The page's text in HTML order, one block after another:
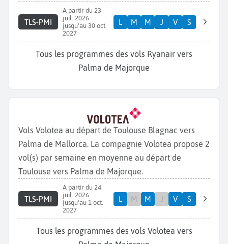
TLS-PMI
A partir du 23
juil. 2026
jusqu'au 30 oct.
2027
L M M J V S
Tous les programmes des vols Ryanair vers
Palma de Majorque
Vols Volotea au départ de Toulouse Blagnac vers
Palma de Mallorca. La compagnie Volotea propose 2
vol(s) par semaine en moyenne au départ de
Toulouse vers Palma de Majorque.
TLS-PMI
A partir du 24
juil. 2026
jusqu'au 1 oct.
2027
L M M J V S
Tous les programmes des vols Volotea vers